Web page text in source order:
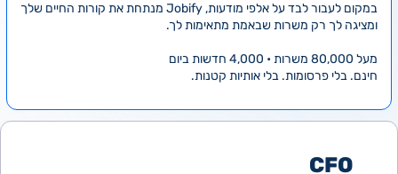
במקום לעבור לבד על אלפי מודעות, Jobify מנתחת את קורות החיים שלך
ומציגה לך רק משרות שבאמת מתאימות לך.
מעל 80,000 משרות • 4,000 חדשות ביום
חינם. בלי פרסומות. בלי אותיות קטנות.
CFO